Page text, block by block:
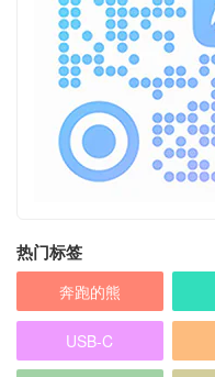
热门标签
奔跑的熊
USB-C